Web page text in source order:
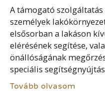
A támogató
személyek
elsősorban a lakáson
elérésének segítése,
önállóságának
speciális
Tovább olvasom